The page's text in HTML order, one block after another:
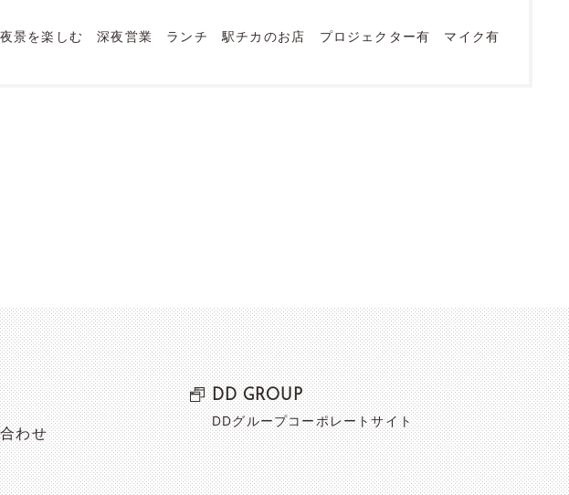
夜景を楽しむ 深夜営業 ランチ 駅チカのお店 プロジェクター有
マイク有
わせ
DD GROUP
DDグループコーポレートサイト